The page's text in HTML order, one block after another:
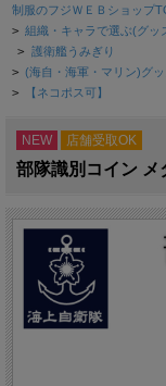
制服のフジＷＥＢショップ
> 組織・キャラで選ぶ(グッ
> 護衛艦うみぎり
> (海自・海軍・マリン)グ
> 【ネコポス可】
NEW 店舗受取OK
部隊識別コイン メ